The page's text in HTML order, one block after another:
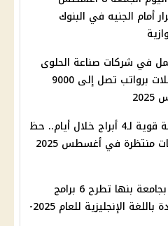
أمام الجنيه في البنوك
عمل في شركات صناعة الحلوى
لجميع المؤهلات برواتب تصل إلى 9000
انفراجة فلكية قوية لـ4 أبراج خلال أيام.. حظ
منتظرة في أغسطس 2025
كلية الزراعة بجامعة بنها تطرح 6 برامج
دراسية جديدة باللغة الإنجليزية للعام 2025-